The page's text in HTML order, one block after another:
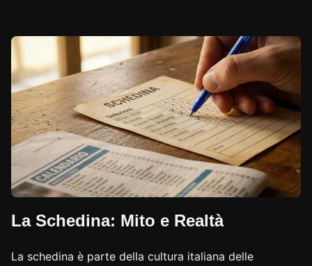
La Schedina: Mito e Realtà
La schedina è parte della cultura italiana delle